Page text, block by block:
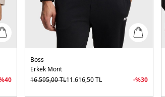
40
Boss
Erkek Mont
16.595,00TL11.616,50TL -%30